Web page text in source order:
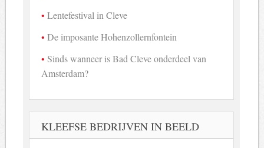
Lentefestival in Cleve
De imposante Hohenzollernfontein
Sinds wanneer is Bad Cleve onderdeel van
Amsterdam?
KLEEFSE BEDRIJVEN IN BEELD